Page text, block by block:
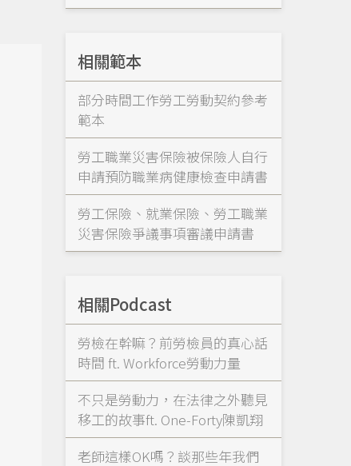
相關範本
部分時間工作勞工勞動契約參考
範本
勞工職業災害保險被保險人自行
申請預防職業病健康檢查申請書
勞工保險、就業保險、勞工職業
災害保險爭議事項審議申請書
相關Podcast
勞檢在幹嘛？前勞檢員的真心話
時間 ft. Workforce勞動力量
不只是勞動力，在法律之外聽見
移工的故事ft. One-Forty陳凱翔
老師這樣OK嗎？談那些年我們